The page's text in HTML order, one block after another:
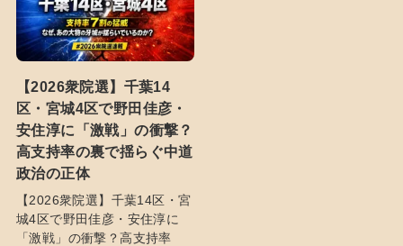
【2026衆院選】千葉14
区・宮城4区で野田佳彦・
安住淳に「激戦」の衝撃？
高支持率の裏で揺らぐ中道
政治の正体
【2026衆院選】千葉14区・宮
城4区で野田佳彦・安住淳に
「激戦」の衝撃？高支持率